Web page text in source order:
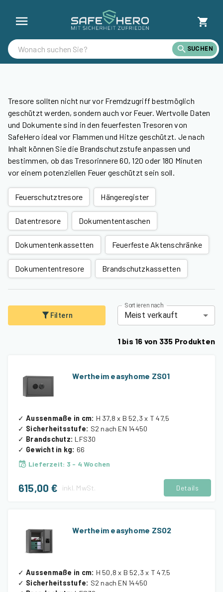
SUCHEN
Tresore sollten nicht nur vor Fremdzugriff bestmöglich
geschützt werden, sondern auch vor Feuer. Wertvolle Daten
und Dokumente sind in den feuerfesten Tresoren von
SafeHero ideal vor Flammen und Hitze geschützt. Je nach
Inhalt können Sie die Brandschutzstufe anpassen und
bestimmen, ob das Tresorinnere 60, 120 oder 180 Minuten
vor einem potenziellen Feuer geschützt sein soll.
Feuerschutztresore Hängeregister
Datentresore Dokumententaschen
Dokumentenkassetten Feuerfeste Aktenschränke
Dokumententresore Brandschutzkassetten
Filtern
Sortieren nach
Meist verkauft
1 bis 16 von 335 Produkten
Wertheim easyhome ZS01
✓ Aussenmaße in cm: H 37,8 x B 52,3 x T 47,5
✓ Sicherheitsstufe: S2 nach EN 14450
✓ Brandschutz: LFS30
✓ Gewicht in kg: 66
Lieferzeit: 3 - 4 Wochen
615,00 € inkl. MwSt. Details
Wertheim easyhome ZS02
✓ Aussenmaße in cm: H 50,8 x B 52,3 x T 47,5
✓ Sicherheitsstufe: S2 nach EN 14450